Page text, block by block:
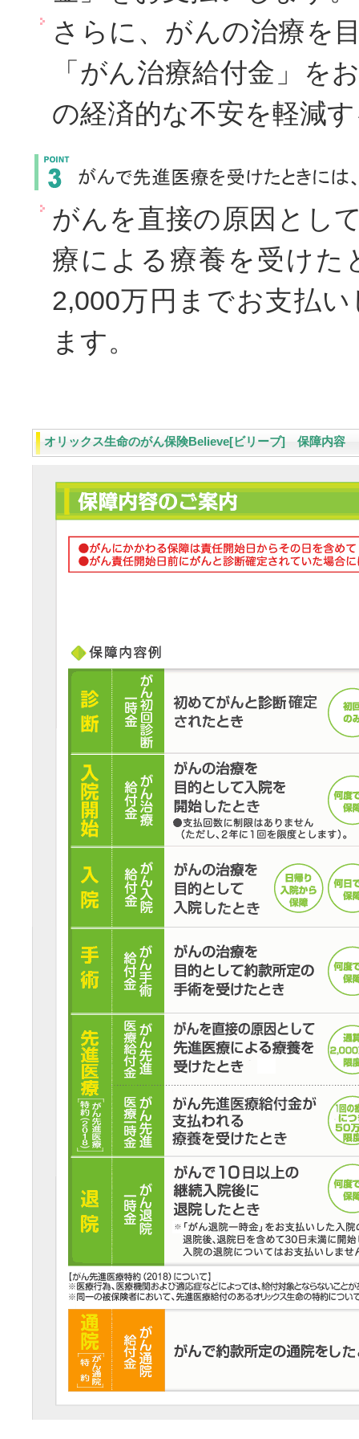
さらに、がんの治療を
「がん治療給付金」を
の経済的な不安を軽減
がんを直接の原因とし
療による療養を受けた
2,000万円までお支払
ます。
オリックス生命のがん保険Believe[ビリーブ] 保障内容